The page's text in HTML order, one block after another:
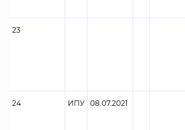
23
24 ИПУ 08.07.2021